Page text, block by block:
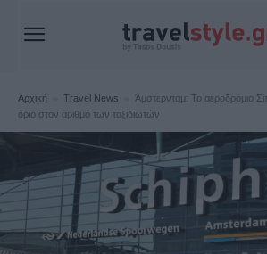
Αρχική Travel News
Άμστερνταμ: Το αεροδρόμιο
όριο στον αριθμό των ταξιδιωτών